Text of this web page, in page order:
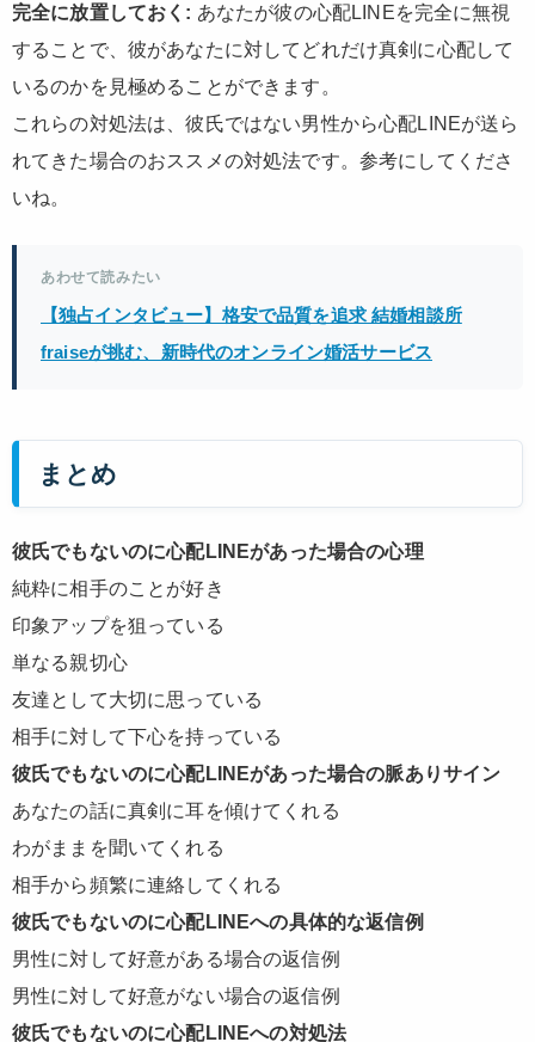
完全に放置しておく: あなたが彼の心配LINEを完全に無視
することで、彼があなたに対してどれだけ真剣に心配して
いるのかを見極めることができます。
これらの対処法は、彼氏ではない男性から心配LINEが送ら
れてきた場合のおススメの対処法です。参考にしてくださ
いね。
あわせて読みたい
【独占インタビュー】格安で品質を追求 結婚相談所
fraiseが挑む、新時代のオンライン婚活サービス
まとめ
彼氏でもないのに心配LINEがあった場合の心理
純粋に相手のことが好き
印象アップを狙っている
単なる親切心
友達として大切に思っている
相手に対して下心を持っている
彼氏でもないのに心配LINEがあった場合の脈ありサイン
あなたの話に真剣に耳を傾けてくれる
わがままを聞いてくれる
相手から頻繁に連絡してくれる
彼氏でもないのに心配LINEへの具体的な返信例
男性に対して好意がある場合の返信例
男性に対して好意がない場合の返信例
彼氏でもないのに心配LINEへの対処法